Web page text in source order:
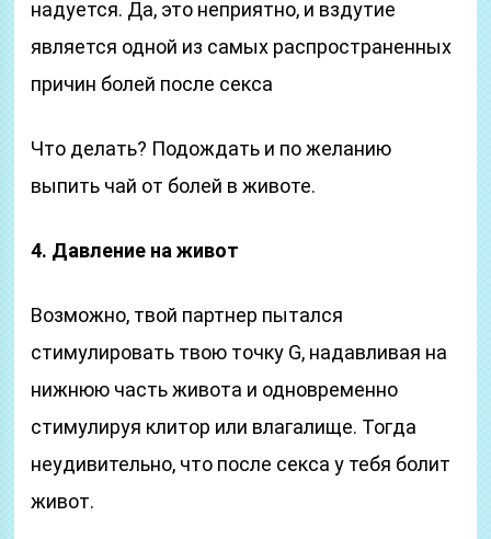
надуется. Да, это неприятно, и вздутие
является одной из самых распространенных
причин болей после секса
Что делать? Подождать и по желанию
выпить чай от болей в животе.
4. Давление на живот
Возможно, твой партнер пытался
стимулировать твою точку G, надавливая на
нижнюю часть живота и одновременно
стимулируя клитор или влагалище. Тогда
неудивительно, что после секса у тебя болит
живот.